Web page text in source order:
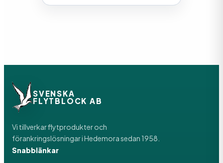
SVENSKA
FLYTBLOCK AB
Vi tillverkar flytprodukter och
förankringslösningar i Hedemora sedan 1958.
Snabblänkar